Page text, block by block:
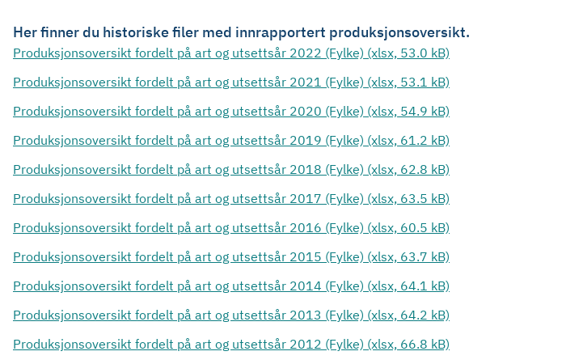
Her finner du historiske filer med innrapportert produksjonsoversikt.
Produksjonsoversikt fordelt på art og utsettsår 2022 (Fylke) (xlsx, 53.0 kB)
Produksjonsoversikt fordelt på art og utsettsår 2021 (Fylke) (xlsx, 53.1 kB)
Produksjonsoversikt fordelt på art og utsettsår 2020 (Fylke) (xlsx, 54.9 kB)
Produksjonsoversikt fordelt på art og utsettsår 2019 (Fylke) (xlsx, 61.2 kB)
Produksjonsoversikt fordelt på art og utsettsår 2018 (Fylke) (xlsx, 62.8 kB)
Produksjonsoversikt fordelt på art og utsettsår 2017 (Fylke) (xlsx, 63.5 kB)
Produksjonsoversikt fordelt på art og utsettsår 2016 (Fylke) (xlsx, 60.5 kB)
Produksjonsoversikt fordelt på art og utsettsår 2015 (Fylke) (xlsx, 63.7 kB)
Produksjonsoversikt fordelt på art og utsettsår 2014 (Fylke) (xlsx, 64.1 kB)
Produksjonsoversikt fordelt på art og utsettsår 2013 (Fylke) (xlsx, 64.2 kB)
Produksjonsoversikt fordelt på art og utsettsår 2012 (Fylke) (xlsx, 66.8 kB)